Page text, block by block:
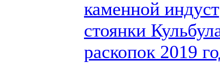
каменной
стоянки
раскопок 2019